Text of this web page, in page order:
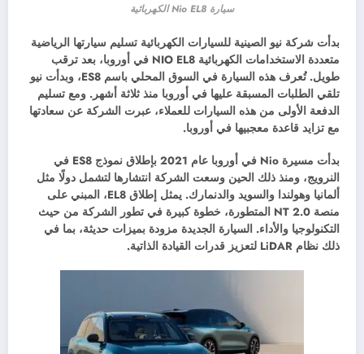
سيارة Nio EL8 الكهربائية
بدأت شركة نيو الصينية للسيارات الكهربائية تسليم سيارتها الرياضية
متعددة الاستخدامات الكهربائية NIO EL8 في أوروبا، بعد ترقب
طويل. تُعرف هذه السيارة في السوق المحلي باسم ES8، وبدأت نيو
تلقي الطلبات المسبقة عليها في أوروبا منذ ثلاثة أشهر. ومع تسليم
الدفعة الأولى من هذه السيارات للعملاء، عبرت الشركة عن سعادتها
مع تزايد قاعدة معجبيها في أوروبا.
بدأت مسيرة Nio في أوروبا عام 2021 بإطلاق نموذج ES8 في
النرويج، ومنذ ذلك الحين وسعت الشركة انتشارها لتشمل دولًا مثل
ألمانيا وهولندا والسويد والدنمارك. يمثل إطلاق EL8، المبني على
منصة NT 2.0 المتطورة، خطوة كبيرة في تطور الشركة من حيث
التكنولوجيا والأداء. السيارة الجديدة مزودة بميزات حديثة، بما في
ذلك نظام LiDAR لتعزيز قدرات القيادة الذاتية.